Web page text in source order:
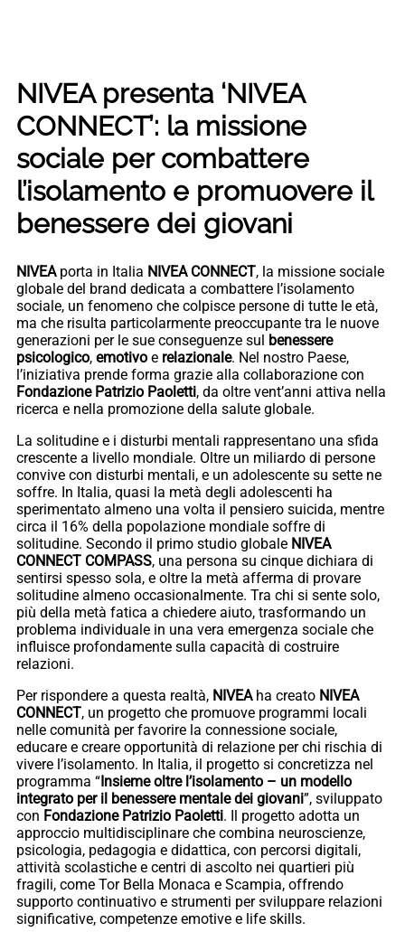
NIVEA presenta ‘NIVEA
CONNECT’: la missione
sociale per combattere
l’isolamento e promuovere il
benessere dei giovani
NIVEAporta in Italia NIVEA CONNECT, la missione sociale
globale del brand dedicata a combattere l’isolamento
sociale, un fenomeno che colpisce persone di tutte le età,
ma che risulta particolarmente preoccupante tra le nuove
generazioni per le sue conseguenze sul benessere
psicologico, emotivo e relazionale. Nel nostro Paese,
l’iniziativa prende forma grazie alla collaborazione con
Fondazione Patrizio Paoletti, da oltre vent’anni attiva nella
ricerca e nella promozione della salute globale.
La solitudine e i disturbi mentali rappresentano una sfida
crescente a livello mondiale. Oltre un miliardo di persone
convive con disturbi mentali, e un adolescente su sette ne
soffre. In Italia, quasi la metà degli adolescenti ha
sperimentato almeno una volta il pensiero suicida, mentre
circa il 16% della popolazione mondiale soffre di
solitudine. Secondo il primo studio globale NIVEA
CONNECT COMPASS, una persona su cinque dichiara di
sentirsi spesso sola, e oltre la metà afferma di provare
solitudine almeno occasionalmente. Tra chi si sente solo,
più della metà fatica a chiedere aiuto, trasformando un
problema individuale in una vera emergenza sociale che
influisce profondamente sulla capacità di costruire
relazioni.
Per rispondere a questa realtà, NIVEAha creato NIVEA
CONNECT, un progetto che promuove programmi locali
nelle comunità per favorire la connessione sociale,
educare e creare opportunità di relazione per chi rischia di
vivere l’isolamento. In Italia, il progetto si concretizza nel
programma “Insieme oltre l’isolamento – un modello
integrato per il benessere mentale dei giovani”, sviluppato
con Fondazione Patrizio Paoletti. Il progetto adotta un
approccio multidisciplinare che combina neuroscienze,
psicologia, pedagogia e didattica, con percorsi digitali,
attività scolastiche e centri di ascolto nei quartieri più
fragili, come Tor Bella Monaca e Scampia, offrendo
supporto continuativo e strumenti per sviluppare relazioni
significative, competenze emotive e life skills.